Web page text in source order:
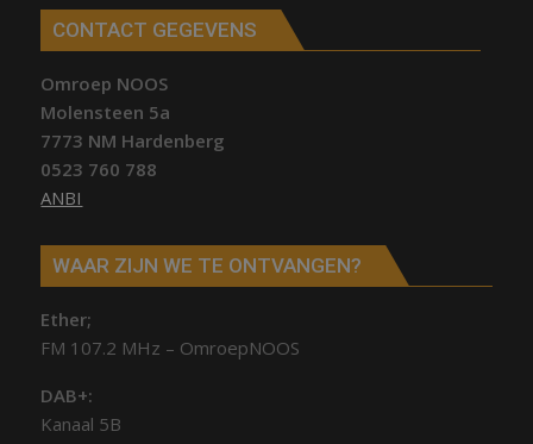
CONTACT GEGEVENS
Omroep NOOS
Molensteen 5a
7773 NM Hardenberg
0523 760 788
ANBI
WAAR ZIJN WE TE ONTVANGEN?
Ether;
FM 107.2 MHz – OmroepNOOS
DAB+:
Kanaal 5B